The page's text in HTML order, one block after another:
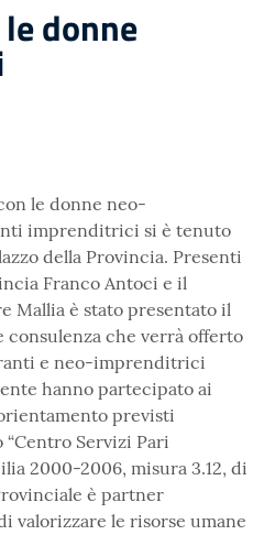
donne
le donne neo-
imprenditrici si è tenuto
della Provincia. Presenti
Franco Antoci e il
Mallia è stato presentato il
consulenza che verrà offerto
e neo-imprenditrici
hanno partecipato ai
previsti
Servizi Pari
2000-2006, misura 3.12, di
è partner
valorizzare le risorse umane